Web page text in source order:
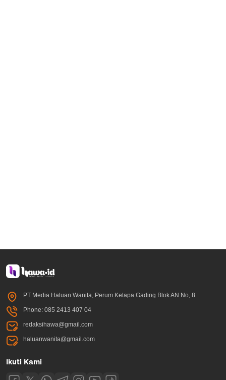
PT Media Haluan Wanita, Perum Kelapa Gading Blok AN No, 8
Phone: 085 2413 407 04
redaksihawa@gmail.com
haluanwanita@gmail.com
Ikuti Kami